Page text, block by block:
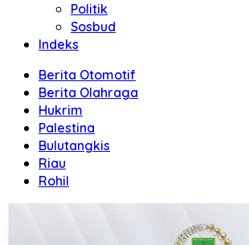
Politik
Sosbud
Indeks
Berita Otomotif
Berita Olahraga
Hukrim
Palestina
Bulutangkis
Riau
Rohil